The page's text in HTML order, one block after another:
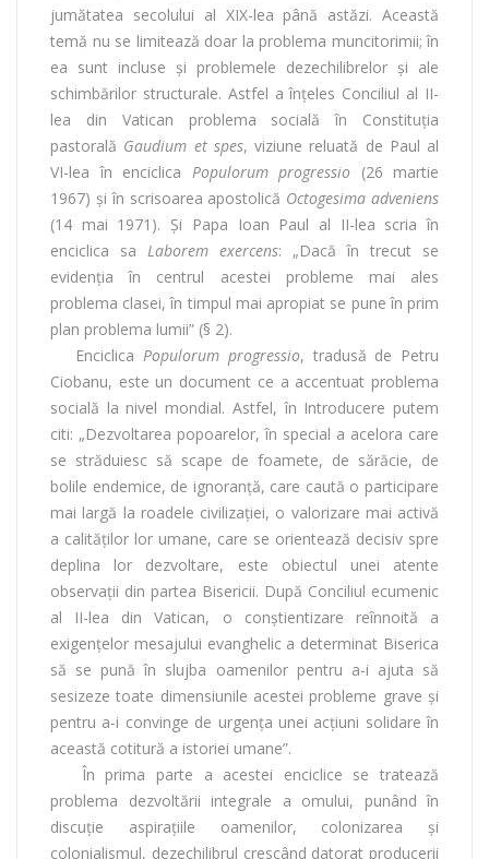
jumătatea secolului al XIX-lea până astăzi. Această
temă nu se limitează doar la problema muncitorimii; în
ea sunt incluse și problemele dezechilibrelor și ale
schimbărilor structurale. Astfel a înțeles Conciliul al II-
lea din Vatican problema socială în Constituția
pastorală Gaudium et spes, viziune reluată de Paul al
VI-lea în enciclica Populorum progressio (26 martie
1967) și în scrisoarea apostolică Octogesima adveniens
(14 mai 1971). Şi Papa Ioan Paul al II-lea scria în
enciclica sa Laborem exercens: „Dacă în trecut se
evidenția în centrul acestei probleme mai ales
problema clasei, în timpul mai apropiat se pune în prim
plan problema lumii” (§ 2).
Enciclica Populorum progressio, tradusă de Petru
Ciobanu, este un document ce a accentuat problema
socială la nivel mondial. Astfel, în Introducere putem
citi: „Dezvoltarea popoarelor, în special a acelora care
se străduiesc să scape de foamete, de sărăcie, de
bolile endemice, de ignoranţă, care caută o participare
mai largă la roadele civilizaţiei, o valorizare mai activă
a calităţilor lor umane, care se orientează decisiv spre
deplina lor dezvoltare, este obiectul unei atente
observaţii din partea Bisericii. După Conciliul ecumenic
al II-lea din Vatican, o conştientizare reînnoită a
exigenţelor mesajului evanghelic a determinat Biserica
să se pună în slujba oamenilor pentru a-i ajuta să
sesizeze toate dimensiunile acestei probleme grave şi
pentru a-i convinge de urgenţa unei acţiuni solidare în
această cotitură a istoriei umane”.
În prima parte a acestei enciclice se tratează
problema dezvoltării integrale a omului, punând în
discuţie aspiraţiile oamenilor, colonizarea şi
colonialismul, dezechilibrul crescând datorat producerii